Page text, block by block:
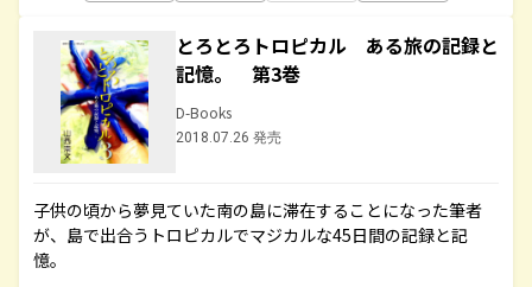
とろとろトロピカル ある旅の記録と
記憶。 第3巻
D-Books
2018.07.26 発売
子供の頃から夢見ていた南の島に滞在することになった筆者
が、島で出合うトロピカルでマジカルな45日間の記録と記
憶。